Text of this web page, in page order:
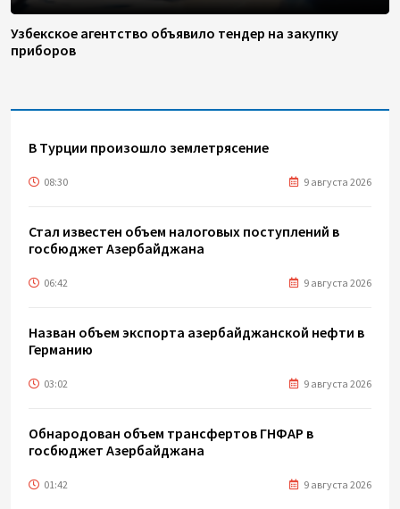
Узбекское агентство объявило тендер на закупку
приборов
В Турции произошло землетрясение
08:30 9 августа 2026
Стал известен объем налоговых поступлений в
госбюджет Азербайджана
06:42 9 августа 2026
Назван объем экспорта азербайджанской нефти в
Германию
03:02 9 августа 2026
Обнародован объем трансфертов ГНФАР в
госбюджет Азербайджана
01:42 9 августа 2026